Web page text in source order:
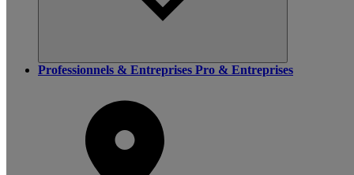
Professionnels & Entreprises Pro & Entreprises